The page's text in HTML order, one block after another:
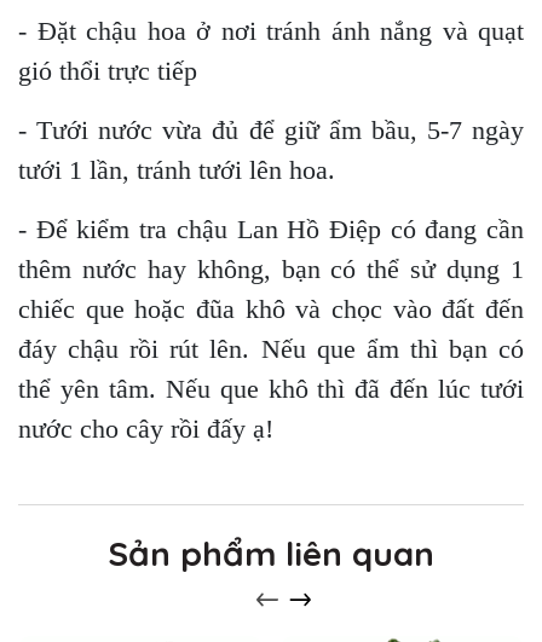
- Đặt chậu hoa ở nơi tránh ánh nắng và quạt
gió thổi trực tiếp
- Tưới nước vừa đủ để giữ ẩm bầu, 5-7 ngày
tưới 1 lần, tránh tưới lên hoa.
- Để kiểm tra chậu Lan Hồ Điệp có đang cần
thêm nước hay không, bạn có thể sử dụng 1
chiếc que hoặc đũa khô và chọc vào đất đến
đáy chậu rồi rút lên. Nếu que ẩm thì bạn có
thể yên tâm. Nếu que khô thì đã đến lúc tưới
nước cho cây rồi đấy ạ!
Sản phẩm liên quan